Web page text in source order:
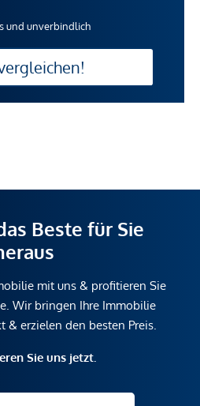
und unverbindlich
Beste für Sie
mit uns & profitieren Sie
Wir bringen Ihre Immobilie
& erzielen den besten Preis.
Sie uns jetzt.